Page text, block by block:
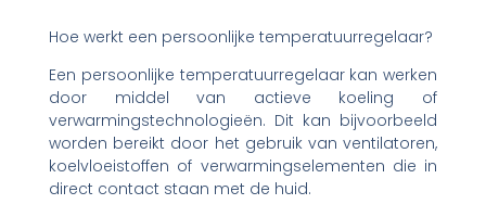
Hoe werkt een persoonlijke temperatuurregelaar?
Een persoonlijke temperatuurregelaar kan werken
door middel van actieve koeling of
verwarmingstechnologieën. Dit kan bijvoorbeeld
worden bereikt door het gebruik van ventilatoren,
koelvloeistoffen of verwarmingselementen die in
direct contact staan met de huid.